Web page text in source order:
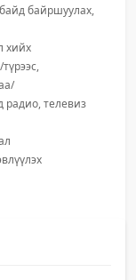
байршуулах,
хийх
радио, телевиз